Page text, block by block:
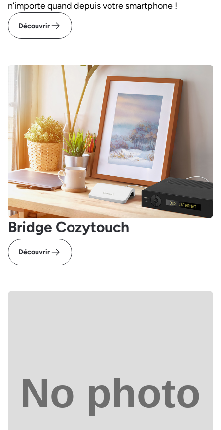
n’importe quand depuis votre smartphone !
Découvrir
Bridge Cozytouch
Découvrir